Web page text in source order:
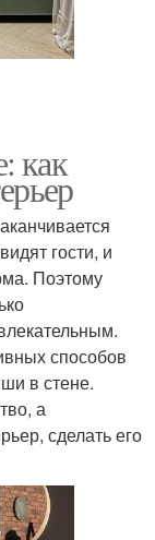
как
гости, и
Поэтому
способов
в стене.
а
сделать его